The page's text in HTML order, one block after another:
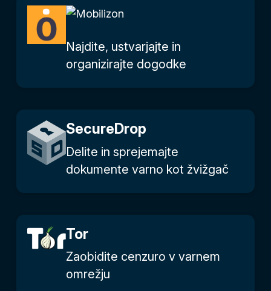
Najdite, ustvarjajte in
organizirajte dogodke
SecureDrop
Delite in sprejemajte
dokumente varno kot žvižgač
Tor
Zaobidite cenzuro v varnem
omrežju